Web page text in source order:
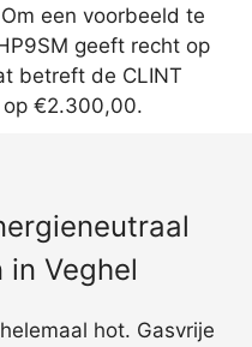
een voorbeeld te
geeft recht op
betreft de CLINT
op €2.300,00.
in Veghel
hot. Gasvrije